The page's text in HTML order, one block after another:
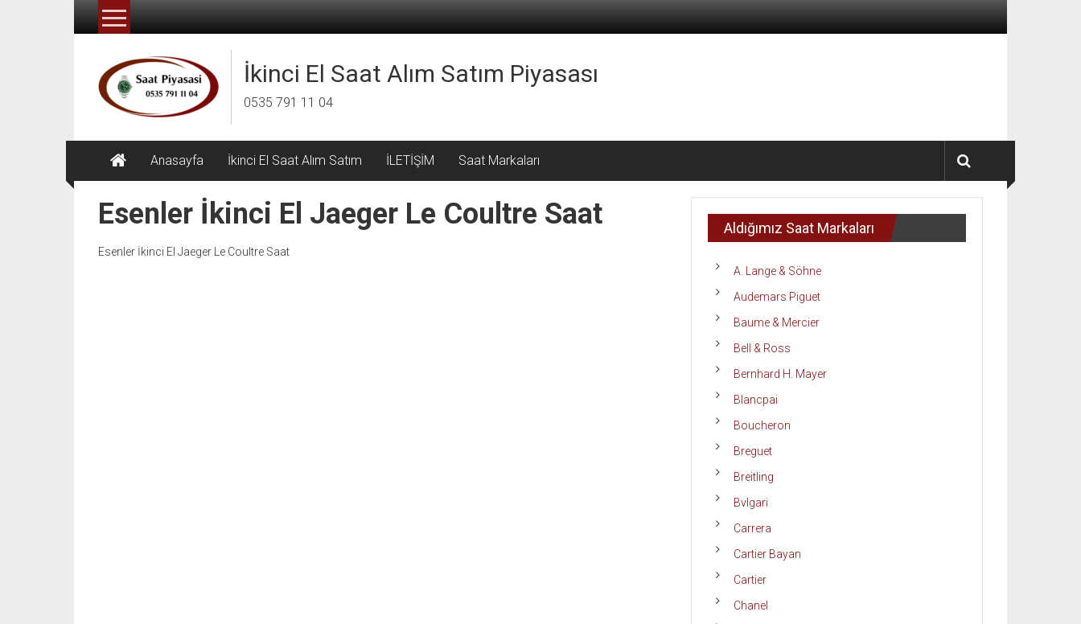
İçeriğe
İkinci El Saat Alım Satım Piyasası
0535 791 11 04
Anasayfa İkinci El Saat Alım Satım İLETİŞİM Saat Markaları
Esenler İkinci El Jaeger Le Coultre Saat
Esenler İkinci El Jaeger Le Coultre Saat
Aldığımız Saat Markaları
A. Lange & Söhne
Audemars Piguet
Baume & Mercier
Bell & Ross
Bernhard H. Mayer
Blancpai
Boucheron
Breguet
Breitling
Bvlgari
Carrera
Cartier Bayan
Cartier
Chanel